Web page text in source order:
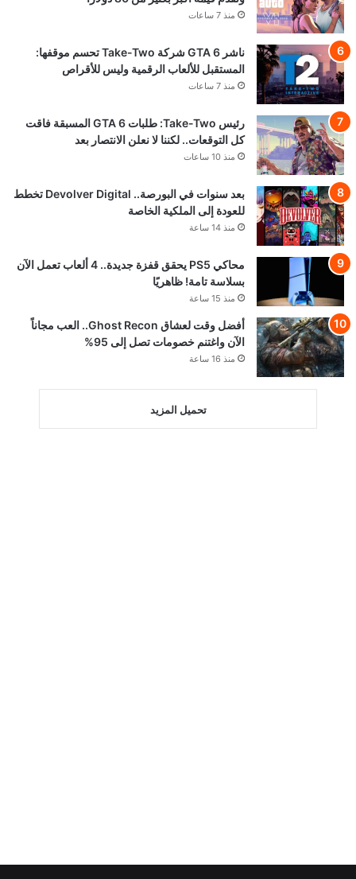
منذ 7 ساعات
ناشر GTA 6 شركة Take-Two تحسم موقفها:
المستقبل للألعاب الرقمية وليس للأقراص
منذ 7 ساعات
رئيس Take-Two: طلبات GTA 6 المسبقة فاقت
كل التوقعات.. لكننا لا نعلن الانتصار بعد
منذ 10 ساعات
بعد سنوات في البورصة.. Devolver Digital تخطط
للعودة إلى الملكية الخاصة
منذ 14 ساعة
محاكي PS5 يحقق قفزة جديدة.. 4 ألعاب تعمل الآن
بسلاسة تامة! ظاهريًا
منذ 15 ساعة
أفضل وقت لعشاق Ghost Recon.. العب مجاناً
الآن واغتنم خصومات تصل إلى 95%
منذ 16 ساعة
تحميل المزيد